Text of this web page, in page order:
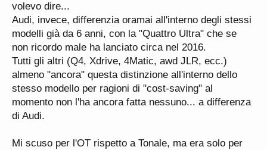
volevo dire...
Audi, invece, differenzia oramai all'interno degli stessi
modelli già da 6 anni, con la "Quattro Ultra" che se
non ricordo male ha lanciato circa nel 2016.
Tutti gli altri (Q4, Xdrive, 4Matic, awd JLR, ecc.)
almeno "ancora" questa distinzione all'interno dello
stesso modello per ragioni di "cost-saving" al
momento non l'ha ancora fatta nessuno... a differenza
di Audi.
Mi scuso per l'OT rispetto a Tonale, ma era solo per